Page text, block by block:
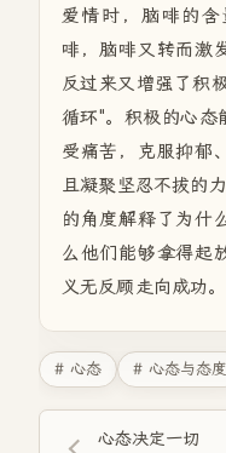
爱情时，脑啡的
啡，脑啡又转而激
反过来又增强了积
循环"。积极的心态
受痛苦，克服抑郁
且凝聚坚忍不拔的
的角度解释了为什
么他们能够拿得起
义无反顾走向成功。
# 心态 # 心态与态度
心态决定一切